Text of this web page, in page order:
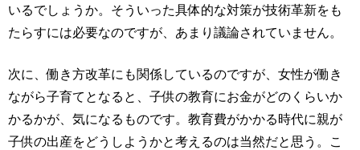
いるでしょうか。そういった具体的な対策が技術革新をも
たらすには必要なのですが、あまり議論されていません。
次に、働き方改革にも関係しているのですが、女性が働き
ながら子育てとなると、子供の教育にお金がどのくらいか
かるかが、気になるものです。教育費がかかる時代に親が
子供の出産をどうしようかと考えるのは当然だと思う。こ